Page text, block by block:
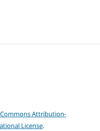
Attribution-
License.